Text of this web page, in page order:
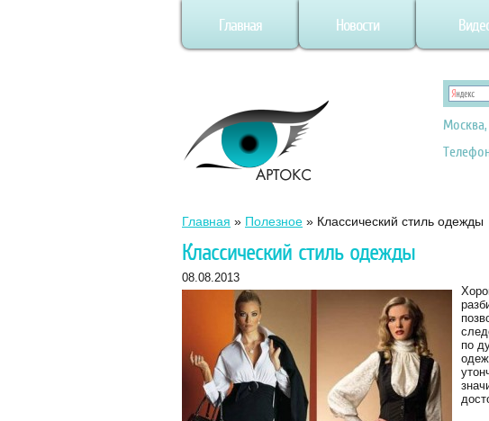
Главная Новости
Главная » Полезное » Классический стиль одежды
Классический стиль одежды
08.08.2013
по